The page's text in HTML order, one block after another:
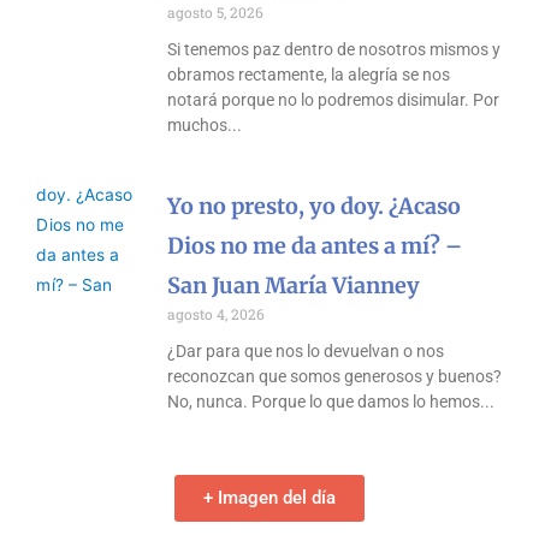
agosto 5, 2026
Si tenemos paz dentro de nosotros mismos y
obramos rectamente, la alegría se nos
notará porque no lo podremos disimular. Por
muchos
Yo no presto, yo doy. ¿Acaso
Dios no me da antes a mí? –
San Juan María Vianney
agosto 4, 2026
¿Dar para que nos lo devuelvan o nos
reconozcan que somos generosos y buenos?
No, nunca. Porque lo que damos lo hemos
+ Imagen del día